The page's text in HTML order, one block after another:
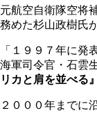
元航空自衛隊空将
務めた杉山政樹氏
「１９９７年に発
海軍司令官・石雲
リカと肩を並べる
２０００年までに